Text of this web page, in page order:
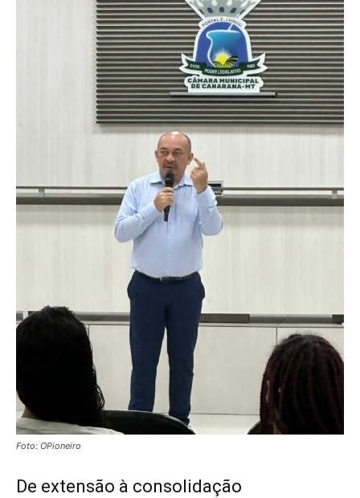
Foto: OPioneiro
De extensão à consolidação